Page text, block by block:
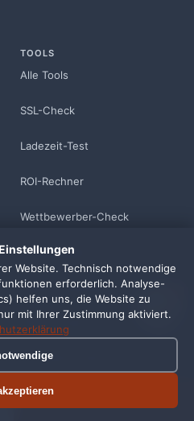
TOOLS
Alle Tools
SSL-Check
Ladezeit-Test
ROI-Rechner
Wettbewerber-Check
Preiskalkulator
DSGVO-Generator
DSGVO-Audit
Newsletter abonnieren
Website. Technisch notwendige
erforderlich. Analyse-
helfen uns, die Website zu
mit Ihrer Zustimmung aktiviert.
Fragen zu Webdesign, SEO
einfach, ich antworte sofort.